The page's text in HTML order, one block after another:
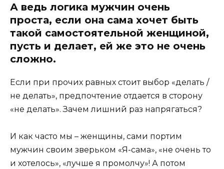
А ведь логика мужчин очень
проста, если она сама хочет быть
такой самостоятельной женщиной,
пусть и делает, ей же это не очень
сложно.
Если при прочих равных стоит выбор «делать /
не делать», предпочтение отдается в сторону
«не делать». Зачем лишний раз напрягаться?
И как часто мы – женщины, сами портим
мужчин своим зверьком «Я-сама», «не очень то
и хотелось», «лучше я промолчу»! А потом